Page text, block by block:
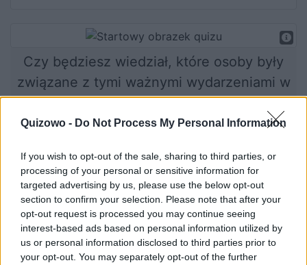
Quizowo - Do Not Process My Personal Information
If you wish to opt-out of the sale, sharing to third parties, or
processing of your personal or sensitive information for
targeted advertising by us, please use the below opt-out
section to confirm your selection. Please note that after your
opt-out request is processed you may continue seeing
interest-based ads based on personal information utilized by
us or personal information disclosed to third parties prior to
your opt-out. You may separately opt-out of the further
Czy będziesz wiedział, które osoby były
związane z tymi ważnymi wydarzeniami w
historii świata?
Rozpocznij quiz